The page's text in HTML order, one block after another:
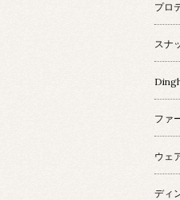
プロ
スナ
ファ
ウェ
ディ